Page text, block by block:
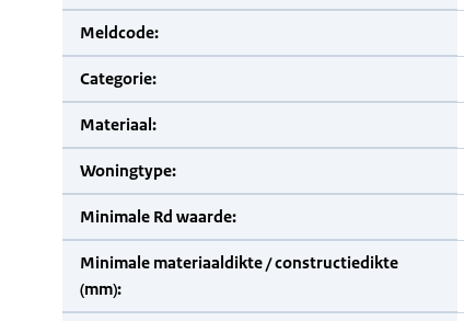
Meldcode:
Categorie:
Materiaal:
Woningtype:
Minimale Rd waarde:
Minimale materiaaldikte / constructiedikte
(mm):